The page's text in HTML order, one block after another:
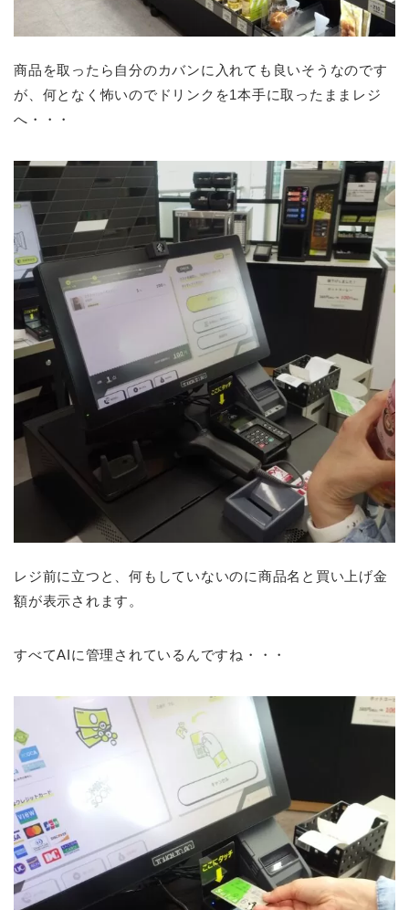
商品を取ったら自分のカバンに入れても良いそうなのです
が、何となく怖いのでドリンクを1本手に取ったままレジ
へ・・・
レジ前に立つと、何もしていないのに商品名と買い上げ金
額が表示されます。
すべてAIに管理されているんですね・・・